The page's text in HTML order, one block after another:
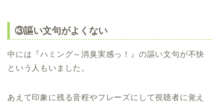
③謳い文句がよくない
中には『ハミング～消臭実感っ！』の謳い文句が不快
という人もいました。
あえて印象に残る音程やフレーズにして視聴者に覚え